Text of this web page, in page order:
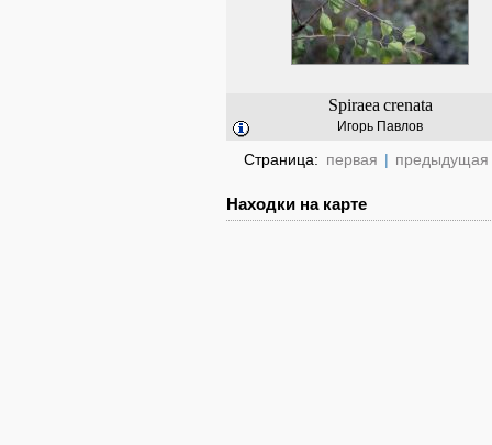
Spiraea crenata
Игорь Павлов
Страница: первая | предыдущая
Находки на карте